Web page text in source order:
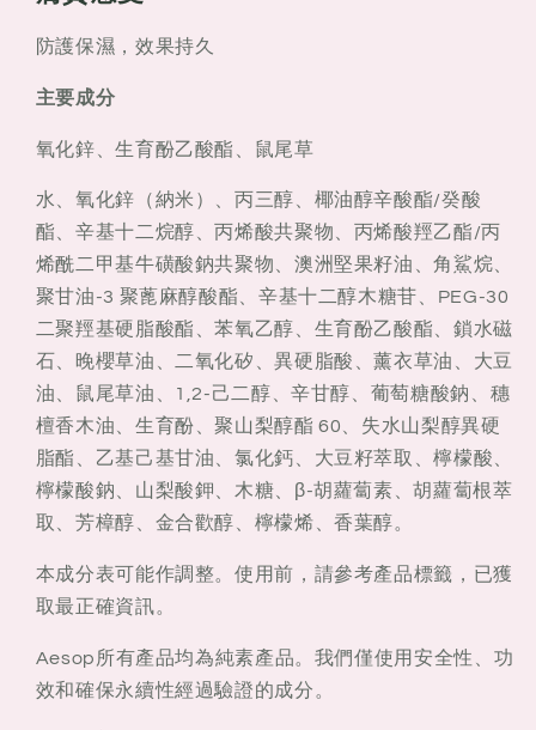
防護保濕，效果持久
主要成分
氧化鋅、生育酚乙酸酯、鼠尾草
水、氧化鋅（納米）、丙三醇、椰油醇辛酸酯/癸酸
酯、辛基十二烷醇、丙烯酸共聚物、丙烯酸羥乙酯/丙
烯酰二甲基牛磺酸鈉共聚物、澳洲堅果籽油、角鯊烷、
聚甘油-3 聚蓖麻醇酸酯、辛基十二醇木糖苷、PEG-30
二聚羥基硬脂酸酯、苯氧乙醇、生育酚乙酸酯、鎖水磁
石、晚櫻草油、二氧化矽、異硬脂酸、薰衣草油、大豆
油、鼠尾草油、1,2-己二醇、辛甘醇、葡萄糖酸鈉、穗
檀香木油、生育酚、聚山梨醇酯 60、失水山梨醇異硬
脂酯、乙基己基甘油、氯化鈣、大豆籽萃取、檸檬酸、
檸檬酸鈉、山梨酸鉀、木糖、β-胡蘿蔔素、胡蘿蔔根萃
取、芳樟醇、金合歡醇、檸檬烯、香葉醇。
本成分表可能作調整。使用前，請參考產品標籤，已獲
取最正確資訊。
Aesop所有產品均為純素產品。我們僅使用安全性、功
效和確保永續性經過驗證的成分。